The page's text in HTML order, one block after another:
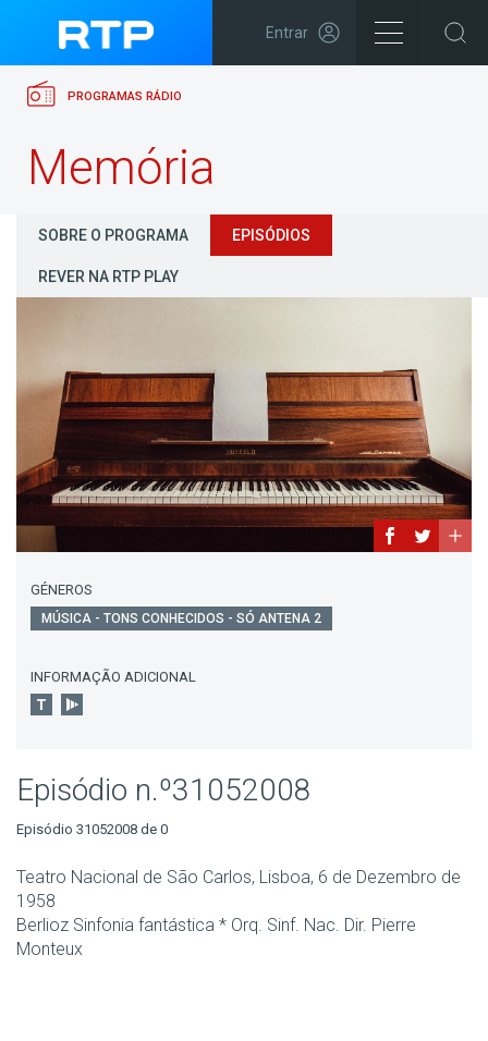
Entrar
PROGRAMAS RÁDIO
Memória
SOBRE O PROGRAMA EPISÓDIOS
REVER NA RTP PLAY
GÉNEROS
MÚSICA - TONS CONHECIDOS - SÓ ANTENA 2
INFORMAÇÃO ADICIONAL
Episódio n.º31052008
Episódio 31052008 de 0
Teatro Nacional de São Carlos, Lisboa, 6 de Dezembro de
1958
Berlioz Sinfonia fantástica * Orq. Sinf. Nac. Dir. Pierre
Monteux